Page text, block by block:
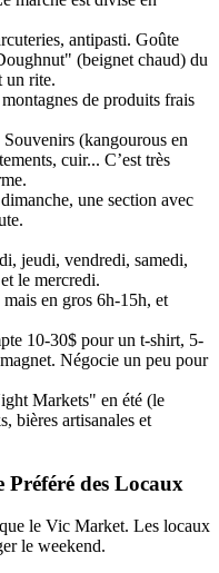
antipasti. Goûte
(beignet chaud) du
un rite.
de produits frais
Souvenirs (kangourous en
cuir... C’est très
une section avec
jeudi, vendredi, samedi,
le mercredi.
en gros 6h-15h, et
10-30$ pour un t-shirt, 5-
Négocie un peu pour
Markets" en été (le
bières artisanales et
des Locaux
le Vic Market. Les locaux
le weekend.